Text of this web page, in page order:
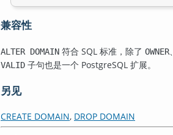
兼容性
ALTER DOMAIN 符合 SQL 标准，除了 OWNER、
VALID 子句也是一个 PostgreSQL 扩展。
另见
CREATE DOMAIN, DROP DOMAIN